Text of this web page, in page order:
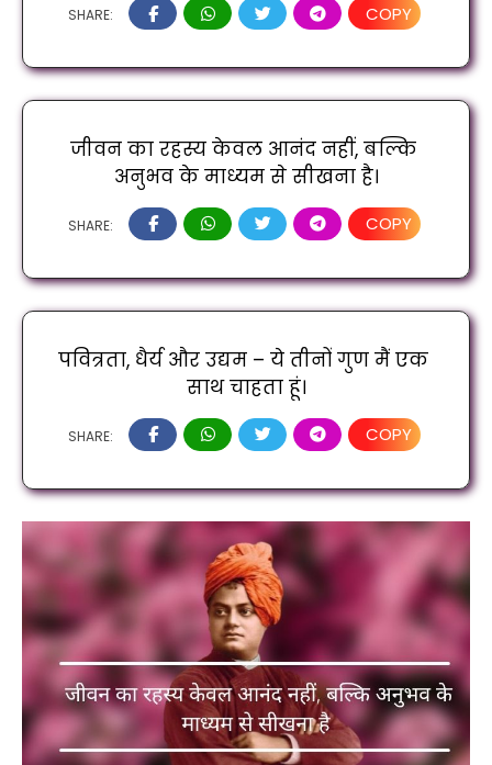
SHARE: COPY
जीवन का रहस्य केवल आनंद नहीं, बल्कि
अनुभव के माध्यम से सीखना है।
SHARE: COPY
पवित्रता, धैर्य और उद्यम – ये तीनों गुण मैं एक
साथ चाहता हूं।
SHARE: COPY